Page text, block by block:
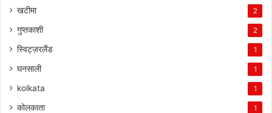
खटीमा 2
गुप्तकाशी 2
स्विट्ज़रलैंड 1
घनसाली 1
kolkata 1
कोलकाता 1